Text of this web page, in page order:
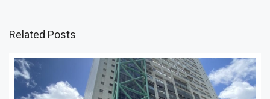
Related Posts